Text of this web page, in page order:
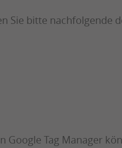
Sie bitte
Google Tag Manager